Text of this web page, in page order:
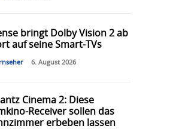
bringt Dolby Vision 2 ab
auf seine Smart-TVs
6. August 2026
Cinema 2: Diese
Receiver sollen das
erbeben lassen